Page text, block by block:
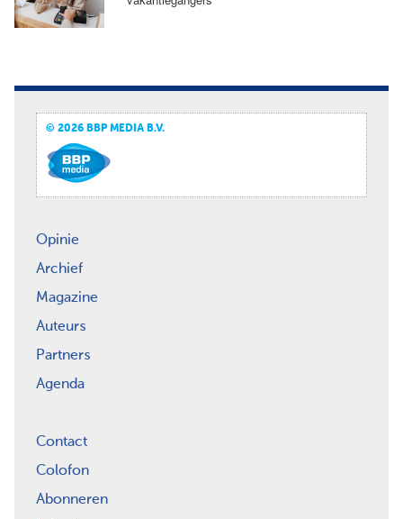
© 2026 BBP MEDIA B.V.
Opinie
Archief
Magazine
Auteurs
Partners
Agenda
Contact
Colofon
Abonneren